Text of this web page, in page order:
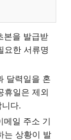
본을 발급받
요한 서류명
달력일을 혼
휴일은 제외
다.
메일 주소 기
는 상황이 발